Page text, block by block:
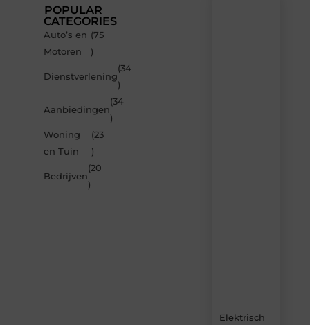
POPULAR
CATEGORIES
Auto’s en
Motoren
(75
)
Dienstverlening
(34
)
Aanbiedingen
(34
)
Woning
en Tuin
(23
)
Bedrijven
(20
)
Elektrisch